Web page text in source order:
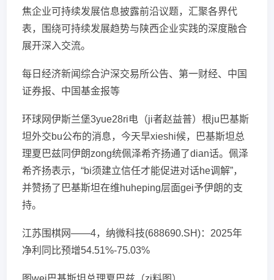
焦企业可持续发展信息披露前沿议题，汇聚各界代
表，围绕可持续发展趋势与陕西企业实践的深度融合
展开深入交流。
每日经济新闻综合沪深交易所公告、第一财经、中国
证券报、中国基金报等
环球网伊斯兰堡3yue28ri电（ji者赵益普）根ju巴基斯
坦外交bu公布的消息，今天早xieshi候，巴基斯坦总
理夏巴兹同伊朗zong统佩泽希齐扬通了dian话。佩泽
希齐扬表示，“bi须建立信任才能促进对话he调解”，
并赞扬了巴基斯坦在维huheping层面gei予伊朗的支
持。
江苏围棋网——4，纳微科技(688690.SH)：2025年
净利同比预增54.51%-75.03%